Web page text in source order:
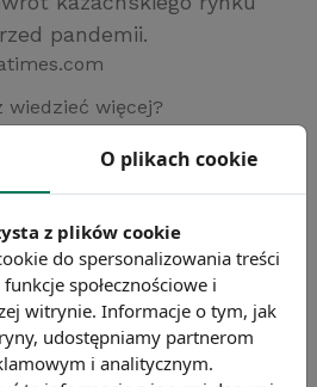
pandemii.
wiedzieć więcej?
O plikach cookie
z plików cookie
do spersonalizowania treści
społecznościowe i
witrynie. Informacje o tym, jak
udostępniamy partnerom
i analitycznym.